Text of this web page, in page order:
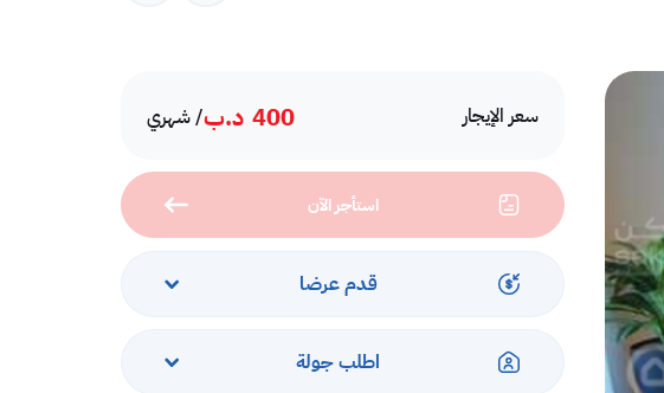
سعر الإيجار 400 د.ب/ شهري
استأجر الآن
قدم عرضا
اطلب جولة